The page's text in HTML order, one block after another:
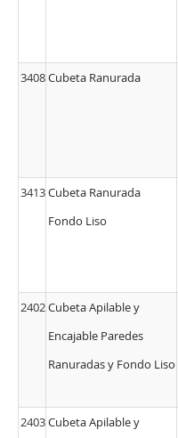
3408Cubeta Ranurada
3413Cubeta Ranurada
Fondo Liso
2402Cubeta Apilable y
Encajable Paredes
Ranuradas y Fondo Liso
2403Cubeta Apilable y